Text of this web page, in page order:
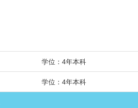
学位：4年本科
学位：4年本科